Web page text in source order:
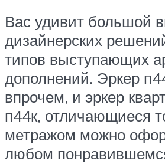
Вас удивит большой
дизайнерских
типов выступающих
дополнений. Эркер
впрочем, и эркер
п44к, отличающиеся
метражом можно
любом